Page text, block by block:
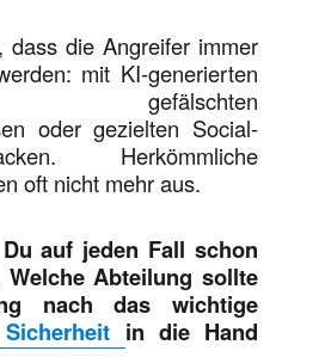
dass die Angreifer immer
mit KI-generierten
gefälschten
oder gezielten Social-
Herkömmliche
oft nicht mehr aus.
auf jeden Fall schon
Welche Abteilung sollte
nach das wichtige
in die Hand